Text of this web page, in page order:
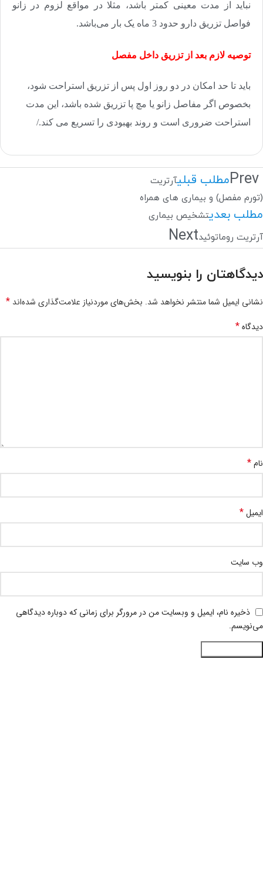
نباید از مدت معینی کمتر باشد، مثلا در مواقع لزوم در زانو
فواصل تزریق دارو حدود 3 ماه یک بار می‌باشد.
توصیه لازم بعد از تزریق داخل مفصل
باید تا حد امکان در دو روز اول پس از تزریق استراحت شود،
بخصوص اگر مفاصل زانو یا مچ پا تزریق شده باشد، این مدت
استراحت ضروری‌ است و روند بهبودی را تسریع می کند./
Prevمطلب قبلیآرتریت
(تورم مفصل) و بیماری های همراه
مطلب بعدیتشخیص بیماری
آرتریت روماتوئیدNext
دیدگاهتان را بنویسید
نشانی ایمیل شما منتشر نخواهد شد. بخش‌های موردنیاز علامت‌گذاری شده‌اند *
دیدگاه*
نام*
ایمیل*
وب‌ سایت
ذخیره نام، ایمیل و وبسایت من در مرورگر برای زمانی که دوباره دیدگاهی
می‌نویسم.